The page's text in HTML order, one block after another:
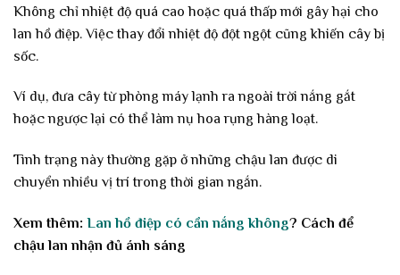
Không chỉ nhiệt độ quá cao hoặc quá thấp mới gây hại cho
lan hồ điệp. Việc thay đổi nhiệt độ đột ngột cũng khiến cây bị
sốc.
Ví dụ, đưa cây từ phòng máy lạnh ra ngoài trời nắng gắt
hoặc ngược lại có thể làm nụ hoa rụng hàng loạt.
Tình trạng này thường gặp ở những chậu lan được di
chuyển nhiều vị trí trong thời gian ngắn.
Xem thêm: Lan hồ điệp có cần nắng không? Cách để
chậu lan nhận đủ ánh sáng